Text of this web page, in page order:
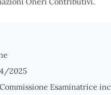
2025
Esaminatrice